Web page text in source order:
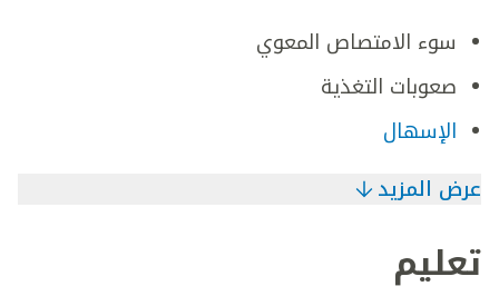
سوء الامتصاص المعوي
صعوبات التغذية
الإسهال
عرض المزيد
تعليم